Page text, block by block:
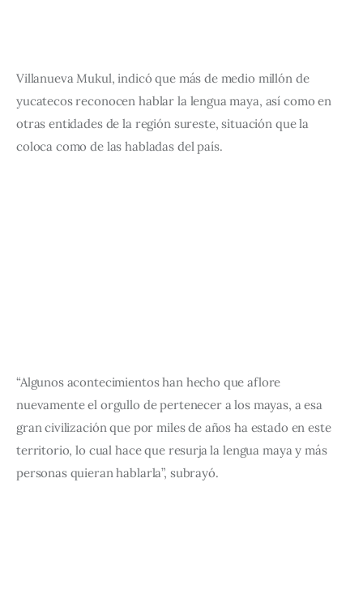
Villanueva Mukul, indicó que más de medio millón de
yucatecos reconocen hablar la lengua maya, así como en
otras entidades de la región sureste, situación que la
coloca como de las habladas del país.
“Algunos acontecimientos han hecho que aflore
nuevamente el orgullo de pertenecer a los mayas, a esa
gran civilización que por miles de años ha estado en este
territorio, lo cual hace que resurja la lengua maya y más
personas quieran hablarla”, subrayó.